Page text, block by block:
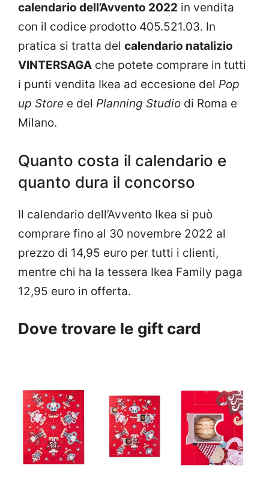
calendario dell’Avvento 2022 in vendita
con il codice prodotto 405.521.03. In
pratica si tratta del calendario natalizio
VINTERSAGA che potete comprare in tutti
i punti vendita Ikea ad eccesione del Pop
up Store e del Planning Studio di Roma e
Milano.
Quanto costa il calendario e
quanto dura il concorso
Il calendario dell’Avvento Ikea si può
comprare fino al 30 novembre 2022 al
prezzo di 14,95 euro per tutti i clienti,
mentre chi ha la tessera Ikea Family paga
12,95 euro in offerta.
Dove trovare le gift card